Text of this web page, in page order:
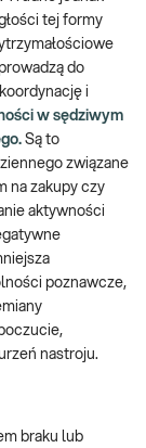
tej formy
do
i
w sędziwym
Są to
związane
na zakupy czy
aktywności
poznawcze,
nastroju.
braku lub